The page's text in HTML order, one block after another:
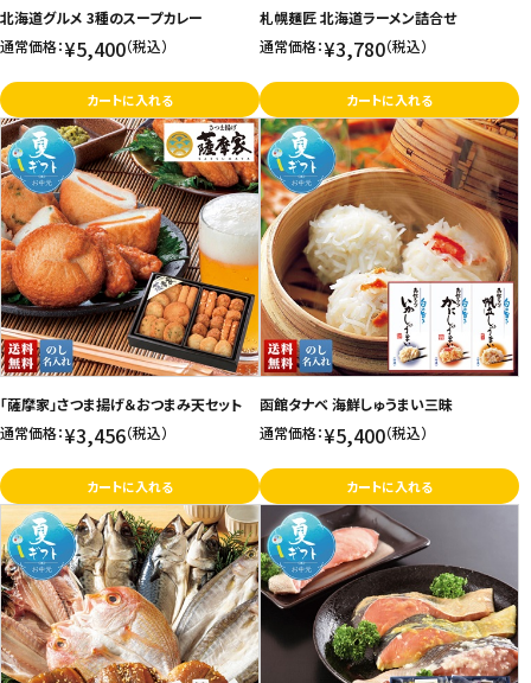
日用品
セール
フードロス
ペット用品
SHOP GUIDE
ご利用ガイド
お問い合わせ
特定商取引法表示について
プライバシーポリシー
利用規約
会社概要
北海道グルメ 3種のスープカレー
通常価格：¥5,400（税込）
カートに入れる
札幌麺匠 北海道ラーメン詰合せ
通常価格：¥3,780（税込）
カートに入れる
「薩摩家」さつま揚げ＆おつまみ天セット
通常価格：¥3,456（税込）
カートに入れる
函館タナベ 海鮮しゅうまい三昧
通常価格：¥5,400（税込）
カートに入れる